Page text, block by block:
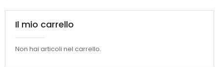
Il mio carrello
Non hai articoli nel carrello.